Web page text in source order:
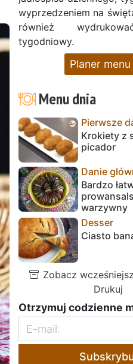
wyprzedzeniem na
również
tygodniowy.
Planer menu
Menu dnia
Pierwsze
Krokiety z
picador
Danie
Bardzo
warzywny
Desser
Ciasto
Zobacz
Drukuj
Otrzymuj codzienne